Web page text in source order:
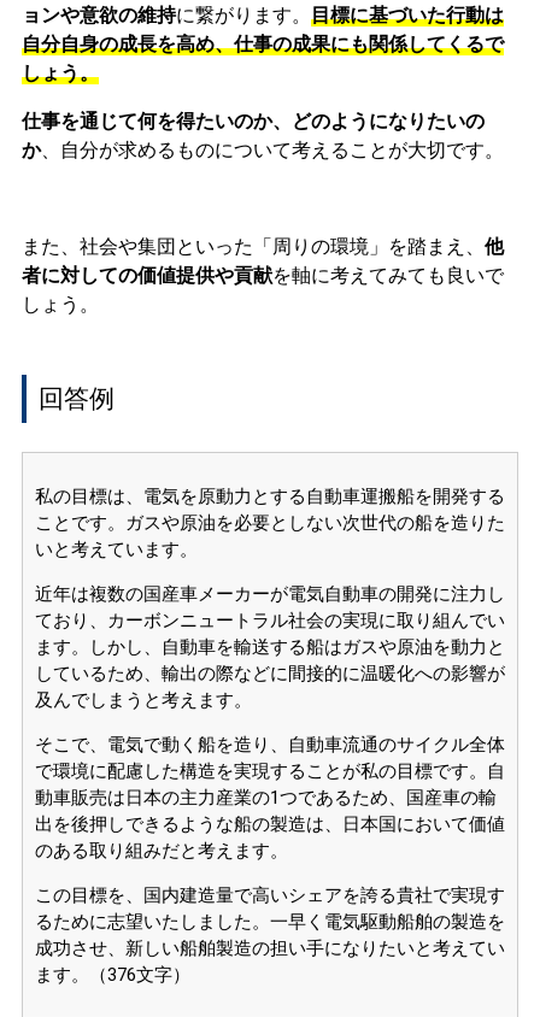
ョンや意欲の維持に繋がります。 目標に基づいた行動は
自分自身の成長を高め、仕事の成果にも関係してくるで
しょう。
仕事を通じて何を得たいのか、どのようになりたいの
か、自分が求めるものについて考えることが大切です。
また、社会や集団といった「周りの環境」を踏まえ、 他
者に対しての価値提供や貢献を軸に考えてみても良いで
しょう。
回答例
私の目標は、電気を原動力とする自動車運搬船を開発する
ことです。ガスや原油を必要としない次世代の船を造りた
いと考えています。
近年は複数の国産車メーカーが電気自動車の開発に注力し
ており、カーボンニュートラル社会の実現に取り組んでい
ます。しかし、自動車を輸送する船はガスや原油を動力と
しているため、輸出の際などに間接的に温暖化への影響が
及んでしまうと考えます。
そこで、電気で動く船を造り、自動車流通のサイクル全体
で環境に配慮した構造を実現することが私の目標です。自
動車販売は日本の主力産業の1つであるため、国産車の輸
出を後押しできるような船の製造は、日本国において価値
のある取り組みだと考えます。
この目標を、国内建造量で高いシェアを誇る貴社で実現す
るために志望いたしました。一早く電気駆動船舶の製造を
成功させ、新しい船舶製造の担い手になりたいと考えてい
ます。（376文字）